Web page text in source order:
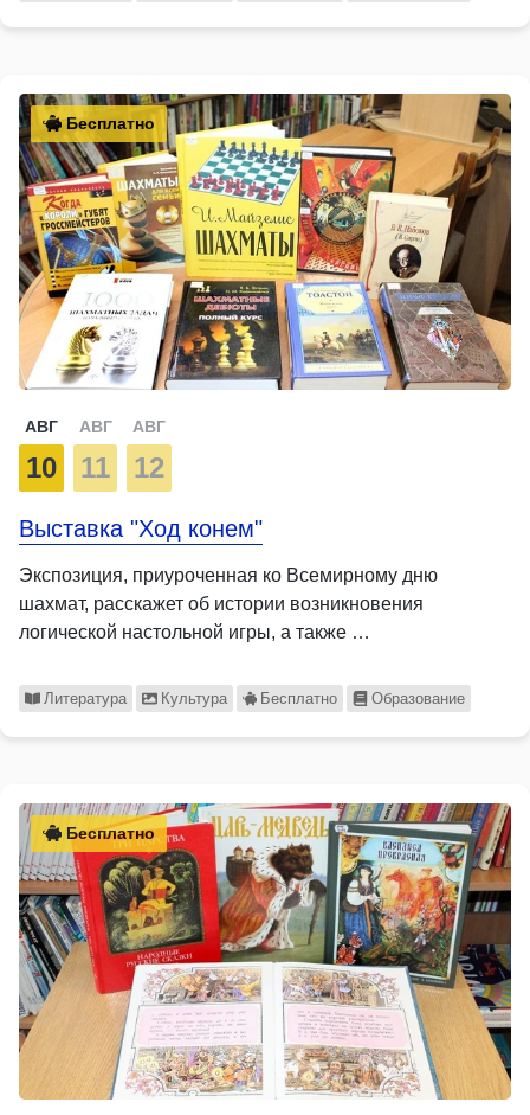
Бесплатно
АВГ
10
АВГ
11
АВГ
12
Выставка "Ход конем"
Экспозиция, приуроченная ко Всемирному дню
шахмат, расскажет об истории возникновения
логической настольной игры, а также …
Литература Культура Бесплатно Образование
Бесплатно